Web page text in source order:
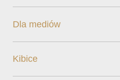
Dla mediów
Kibice